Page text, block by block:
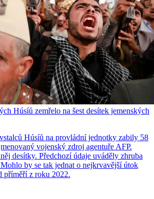
Húsíů zemřelo na šest desítek jemenských
Húsíů na provládní jednotky zabily 58
vojenský zdroj agentuře AFP.
desítky. Předchozí údaje uváděly zhruba
by se tak jednat o nejkrvavější útok
příměří z roku 2022.